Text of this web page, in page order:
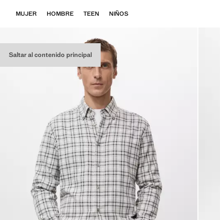
Saltar al contenido principal
MUJER HOMBRE TEEN NIÑOS